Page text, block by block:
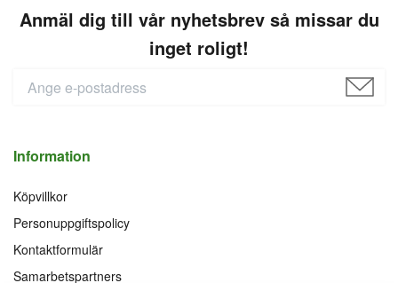
Anmäl dig till vår nyhetsbrev så missar du
inget roligt!
Information
Köpvillkor
Personuppgiftspolicy
Kontaktformulär
Samarbetspartners